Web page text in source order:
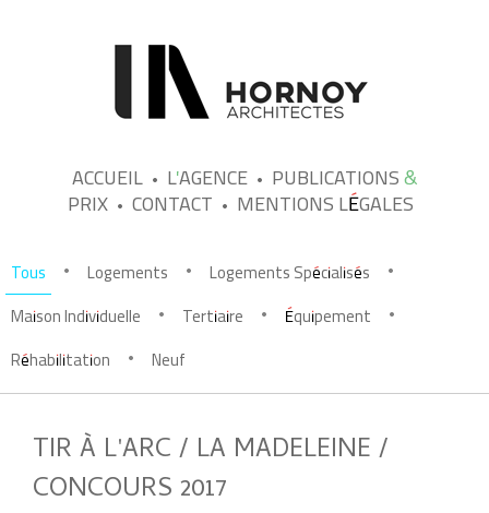
ACCUEIL L'AGENCE PUBLICATIONS &
PRIX CONTACT MENTIONS LÉGALES
Tous • Logements • Logements Spécialisés •
Maison Individuelle • Tertiaire • Équipement •
Réhabilitation • Neuf
TIR À L'ARC / LA MADELEINE /
CONCOURS 2017